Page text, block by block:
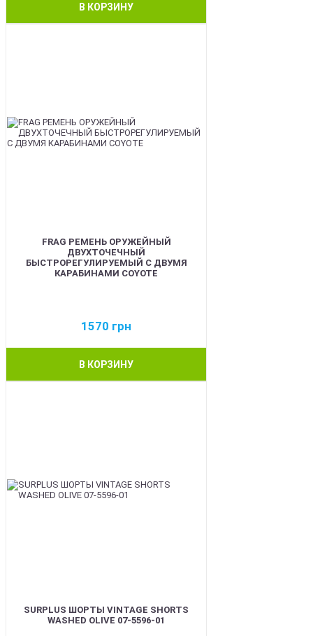
В КОРЗИНУ
FRAG РЕМЕНЬ ОРУЖЕЙНЫЙ
ДВУХТОЧЕЧНЫЙ
БЫСТРОРЕГУЛИРУЕМЫЙ С ДВУМЯ
КАРАБИНАМИ COYOTE
1570 грн
В КОРЗИНУ
SURPLUS ШОРТЫ VINTAGE SHORTS
WASHED OLIVE 07-5596-01